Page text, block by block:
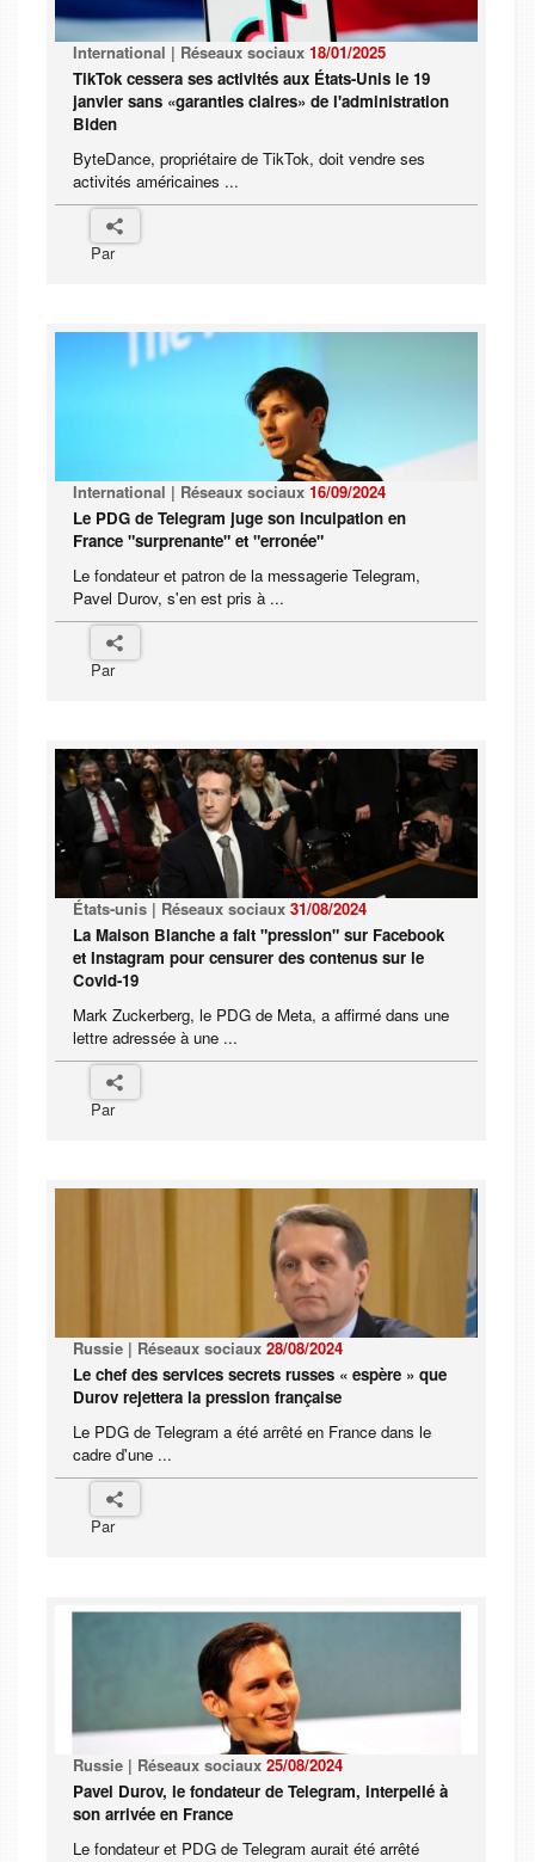
International | Réseaux sociaux 18/01/2025
TikTok cessera ses activités aux États-Unis le 19
janvier sans «garanties claires» de l'administration
Biden
ByteDance, propriétaire de TikTok, doit vendre ses
activités américaines ...
Par
International | Réseaux sociaux 16/09/2024
Le PDG de Telegram juge son inculpation en
France "surprenante" et "erronée"
Le fondateur et patron de la messagerie Telegram,
Pavel Durov, s'en est pris à ...
Par
États-unis | Réseaux sociaux 31/08/2024
La Maison Blanche a fait "pression" sur Facebook
et Instagram pour censurer des contenus sur le
Covid-19
Mark Zuckerberg, le PDG de Meta, a affirmé dans une
lettre adressée à une ...
Par
Russie | Réseaux sociaux 28/08/2024
Le chef des services secrets russes « espère » que
Durov rejettera la pression française
Le PDG de Telegram a été arrêté en France dans le
cadre d'une ...
Par
Russie | Réseaux sociaux 25/08/2024
Pavel Durov, le fondateur de Telegram, interpellé à
son arrivée en France
Le fondateur et PDG de Telegram aurait été arrêté